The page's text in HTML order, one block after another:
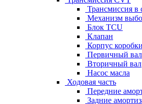
Трансмиссия в
Механизм
Блок TCU
Клапан
Корпус коробки
Первичный вал
Вторичный вал
Насос масла
Ходовая часть
Передние
Задние